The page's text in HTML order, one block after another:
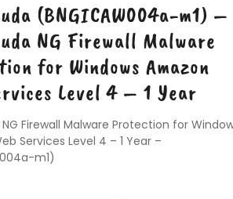
(BNGICAW004a-m1) –
NG Firewall Malware
for Windows Amazon
Level 4 – 1 Year
Firewall Malware Protection for
Services Level 4 – 1 Year –
m1)